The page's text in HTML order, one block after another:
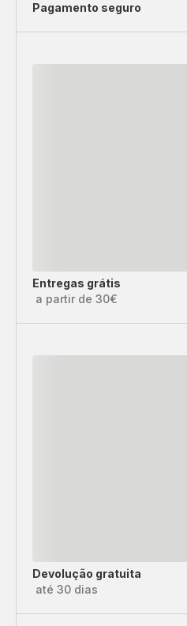
Pagamento seguro
Entregas grátis
a partir de 30€
Devolução gratuita
até 30 dias